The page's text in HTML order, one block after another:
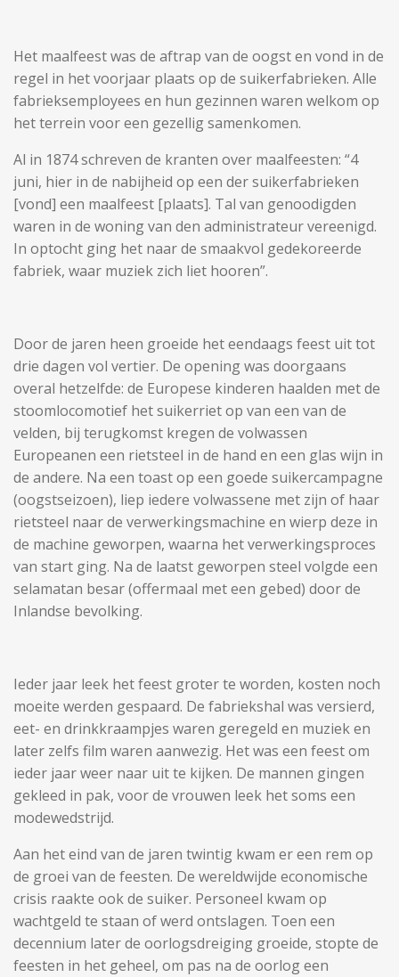
Het maalfeest was de aftrap van de oogst en vond in de
regel in het voorjaar plaats op de suikerfabrieken. Alle
fabrieksemployees en hun gezinnen waren welkom op
het terrein voor een gezellig samenkomen.
Al in 1874 schreven de kranten over maalfeesten: “4
juni, hier in de nabijheid op een der suikerfabrieken
[vond] een maalfeest [plaats]. Tal van genoodigden
waren in de woning van den administrateur vereenigd.
In optocht ging het naar de smaakvol gedekoreerde
fabriek, waar muziek zich liet hooren”.
Door de jaren heen groeide het eendaags feest uit tot
drie dagen vol vertier. De opening was doorgaans
overal hetzelfde: de Europese kinderen haalden met de
stoomlocomotief het suikerriet op van een van de
velden, bij terugkomst kregen de volwassen
Europeanen een rietsteel in de hand en een glas wijn in
de andere. Na een toast op een goede suikercampagne
(oogstseizoen), liep iedere volwassene met zijn of haar
rietsteel naar de verwerkingsmachine en wierp deze in
de machine geworpen, waarna het verwerkingsproces
van start ging. Na de laatst geworpen steel volgde een
selamatan besar (offermaal met een gebed) door de
Inlandse bevolking.
Ieder jaar leek het feest groter te worden, kosten noch
moeite werden gespaard. De fabriekshal was versierd,
eet- en drinkkraampjes waren geregeld en muziek en
later zelfs film waren aanwezig. Het was een feest om
ieder jaar weer naar uit te kijken. De mannen gingen
gekleed in pak, voor de vrouwen leek het soms een
modewedstrijd.
Aan het eind van de jaren twintig kwam er een rem op
de groei van de feesten. De wereldwijde economische
crisis raakte ook de suiker. Personeel kwam op
wachtgeld te staan of werd ontslagen. Toen een
decennium later de oorlogsdreiging groeide, stopte de
feesten in het geheel, om pas na de oorlog een